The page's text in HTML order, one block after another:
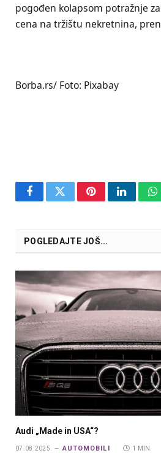
pogođen kolapsom potražnje
cena na tržištu nekretnina,
Borba.rs/ Foto: Pixabay
FacebookTwitterPinterestLinkedIn
POGLEDAJTE JOŠ...
Audi „Made in USA“?
07.08.2025. AUTOMOBILI 1 MIN.